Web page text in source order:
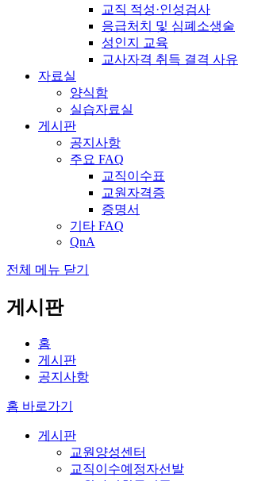
교직 적성·인성검사
응급처치 및 심폐소생술
성인지 교육
교사자격 취득 결격 사유
자료실
양식함
실습자료실
게시판
공지사항
주요 FAQ
교직이수표
교원자격증
증명서
기타 FAQ
QnA
전체 메뉴 닫기
게시판
홈
게시판
공지사항
홈 바로가기
게시판
교원양성센터
교직이수예정자선발